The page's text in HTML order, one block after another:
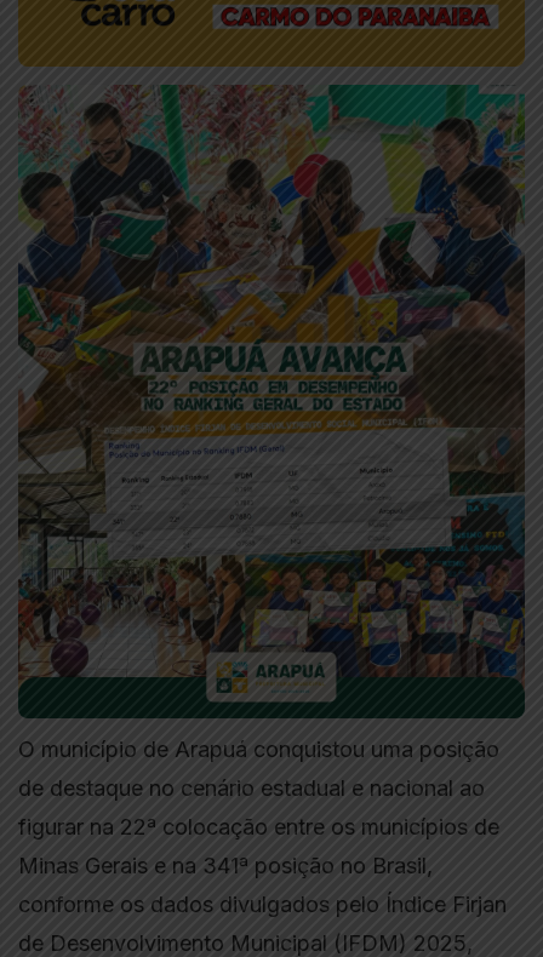
O município de Arapuá conquistou uma posição
de destaque no cenário estadual e nacional ao
figurar na 22ª colocação entre os municípios de
Minas Gerais e na 341ª posição no Brasil,
conforme os dados divulgados pelo Índice Firjan
de Desenvolvimento Municipal (IFDM) 2025,